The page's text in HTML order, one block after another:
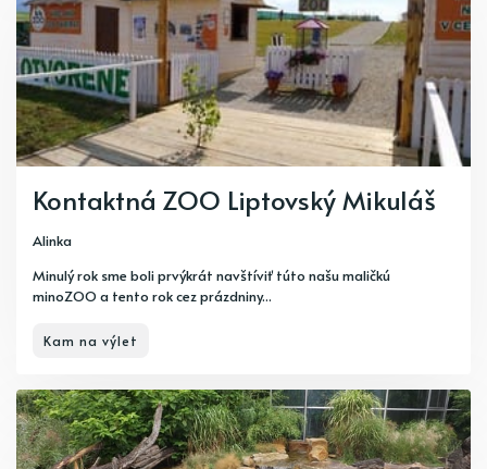
Kontaktná ZOO Liptovský Mikuláš
Alinka
Minulý rok sme boli prvýkrát navštíviť túto našu maličkú
minoZOO a tento rok cez prázdniny...
Kam na výlet